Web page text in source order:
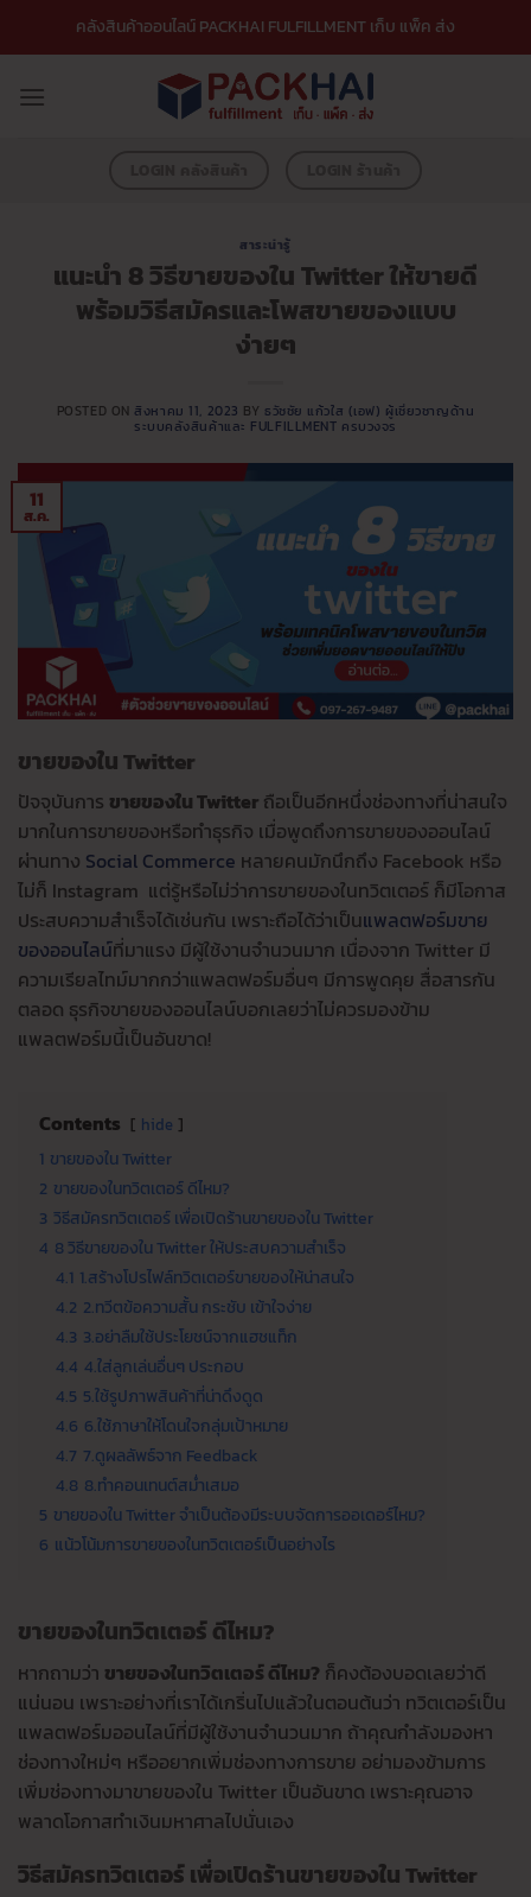
เนื้อหา
คลังสินค้าออนไลน์ PACKHAI FULFILLMENT เก็บ แพ็ค ส่ง
สาระน่ารู้
แนะนำ 8 วิธีขายของใน Twitter ให้ขายดี
พร้อมวิธีสมัครและโพสขายของแบบ
ง่ายๆ
POSTED ON สิงหาคม 11, 2023 BY ธวัชชัย แก้วใส (เอฟ) ผู้เชี่ยวชาญด้าน
ระบบคลังสินค้าและ FULFILLMENT ครบวงจร
11
ส.ค.
ขายของในTwitter
ปัจจุบันการ ขายของใน Twitter ถือเป็นอีกหนึ่งช่องทางที่น่าสนใจ
มากในการขายของหรือทำธุรกิจ เมื่อพูดถึงการขายของออนไลน์
ผ่านทาง Social Commerce หลายคนมักนึกถึง Facebook หรือ
ไม่ก็ Instagram แต่รู้หรือไม่ว่าการขายของในทวิตเตอร์ ก็มีโอกาส
ประสบความสำเร็จได้เช่นกัน เพราะถือได้ว่าเป็นแพลตฟอร์มขาย
ของออนไลน์ที่มาแรง มีผู้ใช้งานจำนวนมาก เนื่องจาก Twitter มี
ความเรียลไทม์มากกว่าแพลตฟอร์มอื่นๆ มีการพูดคุย สื่อสารกัน
ตลอด ธุรกิจขายของออนไลน์บอกเลยว่าไม่ควรมองข้าม
แพลตฟอร์มนี้เป็นอันขาด!
Contents hide
1 ขายของใน Twitter
2 ขายของในทวิตเตอร์ ดีไหม?
3 วิธีสมัครทวิตเตอร์ เพื่อเปิดร้านขายของใน Twitter
4 8 วิธีขายของใน Twitter ให้ประสบความสำเร็จ
4.1 1.สร้างโปรไฟล์ทวิตเตอร์ขายของให้น่าสนใจ
4.2 2.ทวีตข้อความสั้น กระชับ เข้าใจง่าย
4.3 3.อย่าลืมใช้ประโยชน์จากแฮชแท็ก
4.4 4.ใส่ลูกเล่นอื่นๆ ประกอบ
4.5 5.ใช้รูปภาพสินค้าที่น่าดึงดูด
4.6 6.ใช้ภาษาให้โดนใจกลุ่มเป้าหมาย
4.7 7.ดูผลลัพธ์จาก Feedback
4.8 8.ทำคอนเทนต์สม่ำเสมอ
5 ขายของใน Twitter จำเป็นต้องมีระบบจัดการออเดอร์ไหม?
6 แน้วโน้มการขายของในทวิตเตอร์เป็นอย่างไร
ขายของในทวิตเตอร์ ดีไหม?
หากถามว่า ขายของในทวิตเตอร์ ดีไหม? ก็คงต้องบอดเลยว่าดี
แน่นอน เพราะอย่างที่เราได้เกริ่นไปแล้วในตอนต้นว่า ทวิตเตอร์เป็น
แพลตฟอร์มออนไลน์ที่มีผู้ใช้งานจำนวนมาก ถ้าคุณกำลังมองหา
ช่องทางใหม่ๆ หรืออยากเพิ่มช่องทางการขาย อย่ามองข้ามการ
เพิ่มช่องทางมาขายของใน Twitter เป็นอันขาด เพราะคุณอาจ
พลาดโอกาสทำเงินมหาศาลไปนั่นเอง
วิธีสมัครทวิตเตอร์ เพื่อเปิดร้านขายของใน Twitter